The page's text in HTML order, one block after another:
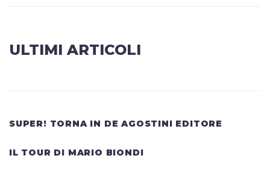
ULTIMI ARTICOLI
SUPER! TORNA IN DE AGOSTINI EDITORE
IL TOUR DI MARIO BIONDI